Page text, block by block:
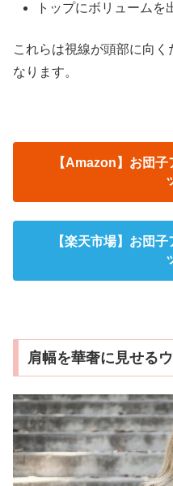
トップにボリュームを
これらは視線が頭部に向く
なります。
【Amazon】お団
【楽天市場】お団
肩幅を華奢に見せる